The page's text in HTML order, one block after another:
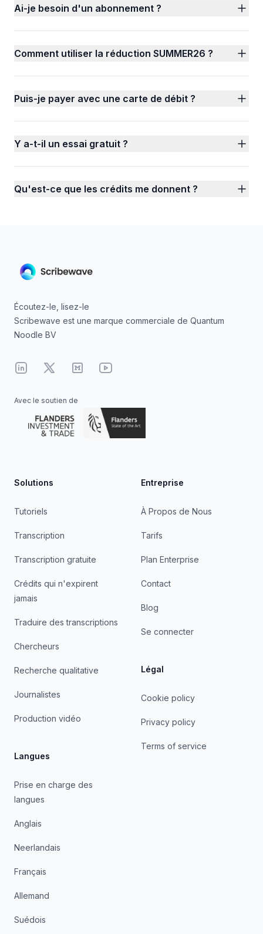
Ai-je besoin d'un abonnement ?
Comment utiliser la réduction SUMMER26 ?
Puis-je payer avec une carte de débit ?
Y a-t-il un essai gratuit ?
Qu'est-ce que les crédits me donnent ?
Écoutez-le, lisez-le
Scribewave est une marque commerciale de Quantum
Noodle BV
Linkedin
X MediumYouTube
Avec le soutien de
Solutions
Tutoriels
Transcription
Transcription gratuite
Crédits qui n'expirent
jamais
Traduire des transcriptions
Chercheurs
Recherche qualitative
Journalistes
Production vidéo
Langues
Prise en charge des
langues
Anglais
Neerlandais
Français
Allemand
Suédois
Entreprise
À Propos de Nous
Tarifs
Plan Enterprise
Contact
Blog
Se connecter
Légal
Cookie policy
Privacy policy
Terms of service